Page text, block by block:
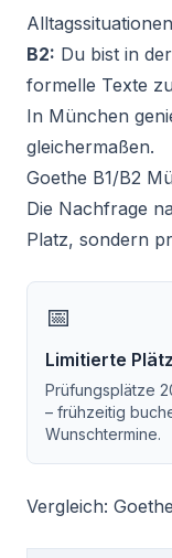
B2: Du bist in
formelle Texte
In München
gleichermaßen.
Goethe B1/B2
Die Nachfrage
Platz, sondern
📅
Limitierte
Prüfungsplätze
– frühzeitig
Wunschtermine.
Vergleich: